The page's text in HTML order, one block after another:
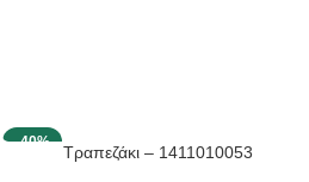
-40%
Τραπεζάκι – 1411010053